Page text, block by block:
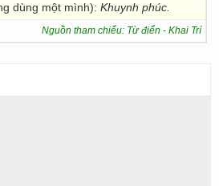
dùng một mình): Khuynh phúc.
Nguồn tham chiếu: Từ điển - Khai Trí